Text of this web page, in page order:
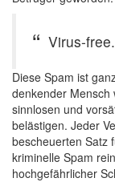
Virus-free.
Diese Spam ist
denkender Mensch
sinnlosen und
belästigen. Jeder
bescheuerten Satz
kriminelle Spam
hochgefährlicher